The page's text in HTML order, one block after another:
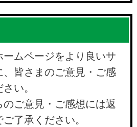
ムページをより良いサ
、皆さまのご意見・ご感
い。
ご意見・ご感想には返
了承ください。